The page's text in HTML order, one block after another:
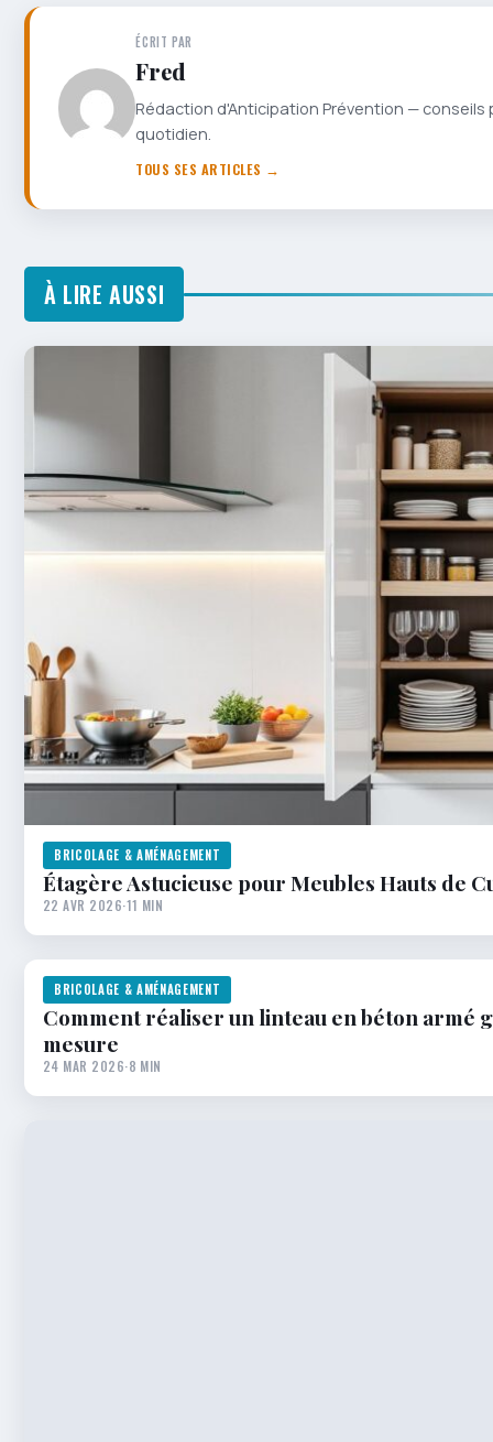
ÉCRIT PAR
Fred
Rédaction d'Anticipation Prévention —
quotidien.
TOUS SES ARTICLES →
À LIRE AUSSI
BRICOLAGE & AMÉNAGEMENT
Étagère Astucieuse pour Meubles Hauts de
22 AVR 2026·11 MIN
BRICOLAGE & AMÉNAGEMENT
Comment réaliser un linteau en béton armé
mesure
24 MAR 2026·8 MIN